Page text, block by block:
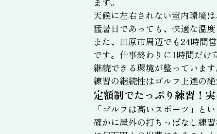
天候に左右されない室内環境
猛暑日であっても、快適な温
また、田原市周辺でも24時間
です。仕事終わりに1時間だ
継続できる環境が整っています
練習の継続性はゴルフ上達の
定額制でたっぷり練習！
「ゴルフは高いスポーツ」と
確かに屋外の打ちっぱなし練